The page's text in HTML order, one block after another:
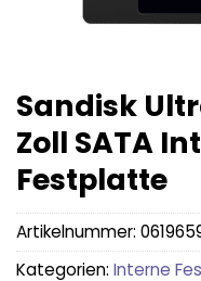
Sandisk
Zoll SATA
Festplatte
Artikelnummer:
Kategorien: Interne